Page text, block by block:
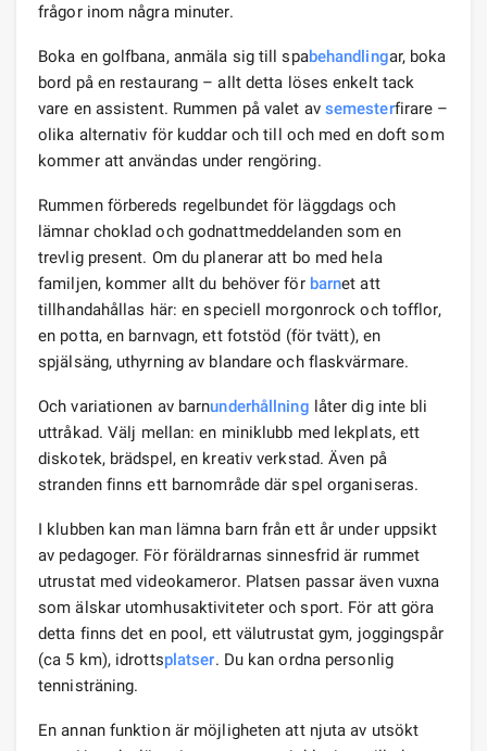
frågor inom några minuter.
Boka en golfbana, anmäla sig till spabehandlingar, boka
bord på en restaurang – allt detta löses enkelt tack
vare en assistent. Rummen på valet av semesterfirare –
olika alternativ för kuddar och till och med en doft som
kommer att användas under rengöring.
Rummen förbereds regelbundet för läggdags och
lämnar choklad och godnattmeddelanden som en
trevlig present. Om du planerar att bo med hela
familjen, kommer allt du behöver för barnet att
tillhandahållas här: en speciell morgonrock och tofflor,
en potta, en barnvagn, ett fotstöd (för tvätt), en
spjälsäng, uthyrning av blandare och flaskvärmare.
Och variationen av barnunderhållning låter dig inte bli
uttråkad. Välj mellan: en miniklubb med lekplats, ett
diskotek, brädspel, en kreativ verkstad. Även på
stranden finns ett barnområde där spel organiseras.
I klubben kan man lämna barn från ett år under uppsikt
av pedagoger. För föräldrarnas sinnesfrid är rummet
utrustat med videokameror. Platsen passar även vuxna
som älskar utomhusaktiviteter och sport. För att göra
detta finns det en pool, ett välutrustat gym, joggingspår
(ca 5 km), idrottsplatser. Du kan ordna personlig
tennisträning.
En annan funktion är möjligheten att njuta av utsökt